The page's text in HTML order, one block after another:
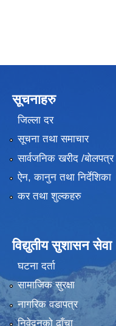
सूचनाहरु
जिल्ला दर
सूचना तथा समाचार
सार्वजनिक खरीद /
ऐन, कानुन तथा निर्देशिका
कर तथा शुल्कहरु
विद्युतीय सुशासन सेवा
घटना दर्ता
सामाजिक सुरक्षा
नागरिक वडापत्र
निवेदनको ढाँचा